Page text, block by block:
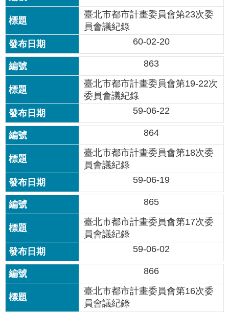
土
計
畫
審
議
專
區
服
務
園
地
網
站
寶
箱
網
站
導
覽
回
首
頁
臺北市都市計畫委員會第23次委
員會議紀錄
60-02-20
863
臺北市都市計畫委員會第19-22次
委員會議紀錄
59-06-22
864
臺北市都市計畫委員會第18次委
員會議紀錄
59-06-19
865
臺北市都市計畫委員會第17次委
員會議紀錄
59-06-02
866
臺北市都市計畫委員會第16次委
員會議紀錄